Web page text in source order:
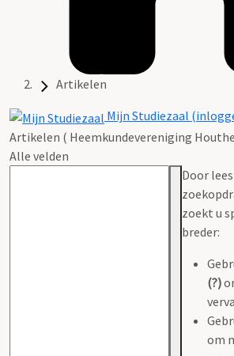
Artikelen
Mijn Studiezaal
Artikelen ( Heemkundevereniging
Alle velden
Door
zoekt u
breder:
(?)
om